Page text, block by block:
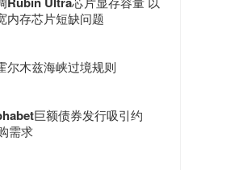
内存芯片短缺问题
尔木兹海峡过境规则
巨额债券发行吸引约
需求